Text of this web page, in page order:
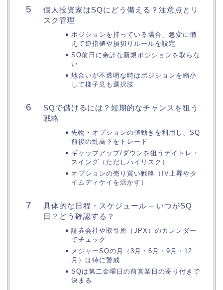
個人投資家はSQにどう備える？注意点とリ
スク管理
ポジションを持っている場合、急変に備
えて逆指値や損切りルールを設定
SQ前日に余計な新規ポジションを取らな
い
地合いが不透明な時はポジションを縮小
して様子見も選択肢
SQで儲けるには？短期的なチャンスを狙う
戦略
先物・オプションの値動きを利用し、SQ
前後の乱高下をトレード
ギャップアップ/ダウンを狙うデイトレ・
スイング（ただしハイリスク）
オプションの売り買い戦略（IV上昇やタ
イムディケイを活かす）
具体的な日程・スケジュール – いつがSQ
日？どう確認する？
証券会社や取引所（JPX）のカレンダー
でチェック
メジャーSQの月（3月・6月・9月・12
月）は特に警戒
SQは第二金曜日の前営業日の寄り付きで
決まる